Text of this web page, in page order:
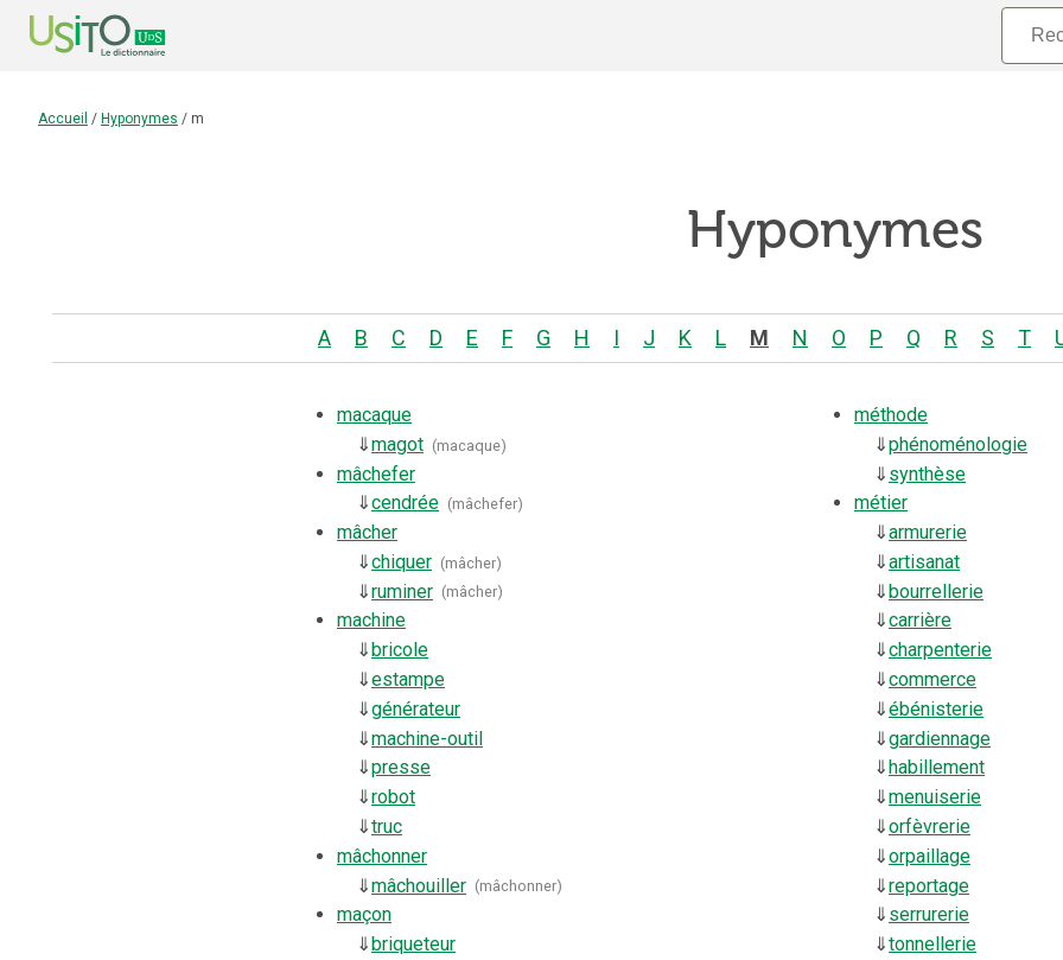
Accueil / Hyponymes / m
Hyponymes
A B C D E F G H I J K L M N O P Q R S T
macaque
⇓magot (macaque)
mâchefer
⇓cendrée (mâchefer)
mâcher
⇓chiquer (mâcher)
⇓ruminer (mâcher)
machine
⇓ bricole
⇓estampe
⇓générateur
⇓machine-outil
⇓presse
⇓robot
⇓truc
mâchonner
⇓mâchouiller (mâchonner)
maçon
⇓briqueteur
méthode
⇓phénoménologie
⇓ synthèse
métier
⇓armurerie
⇓artisanat
⇓bourrellerie
⇓carrière
⇓charpenterie
⇓commerce
⇓ébénisterie
⇓gardiennage
⇓ habillement
⇓menuiserie
⇓orfèvrerie
⇓orpaillage
⇓reportage
⇓ serrurerie
⇓tonnellerie